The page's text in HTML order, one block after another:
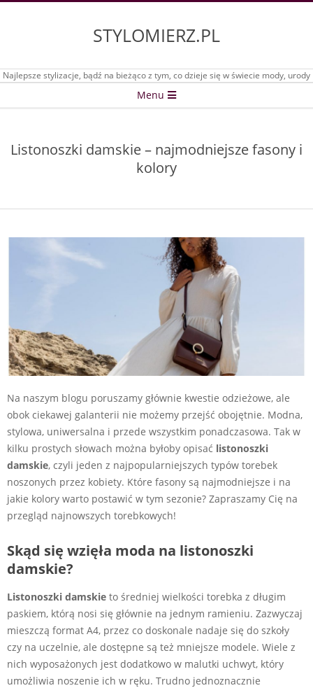
STYLOMIERZ.PL
Najlepsze stylizacje, bądź na bieżąco z tym, co dzieje się w świecie mody, urody
Menu
Listonoszki damskie – najmodniejsze fasony i
kolory
Na naszym blogu poruszamy głównie kwestie odzieżowe, ale
obok ciekawej galanterii nie możemy przejść obojętnie. Modna,
stylowa, uniwersalna i przede wszystkim ponadczasowa. Tak w
kilku prostych słowach można byłoby opisać listonoszki
damskie, czyli jeden z najpopularniejszych typów torebek
noszonych przez kobiety. Które fasony są najmodniejsze i na
jakie kolory warto postawić w tym sezonie? Zapraszamy Cię na
przegląd najnowszych torebkowych!
Skąd się wzięła moda na listonoszki
damskie?
Listonoszki damskie to średniej wielkości torebka z długim
paskiem, którą nosi się głównie na jednym ramieniu. Zazwyczaj
mieszczą format A4, przez co doskonale nadaje się do szkoły
czy na uczelnie, ale dostępne są też mniejsze modele. Wiele z
nich wyposażonych jest dodatkowo w malutki uchwyt, który
umożliwia noszenie ich w ręku. Trudno jednoznacznie